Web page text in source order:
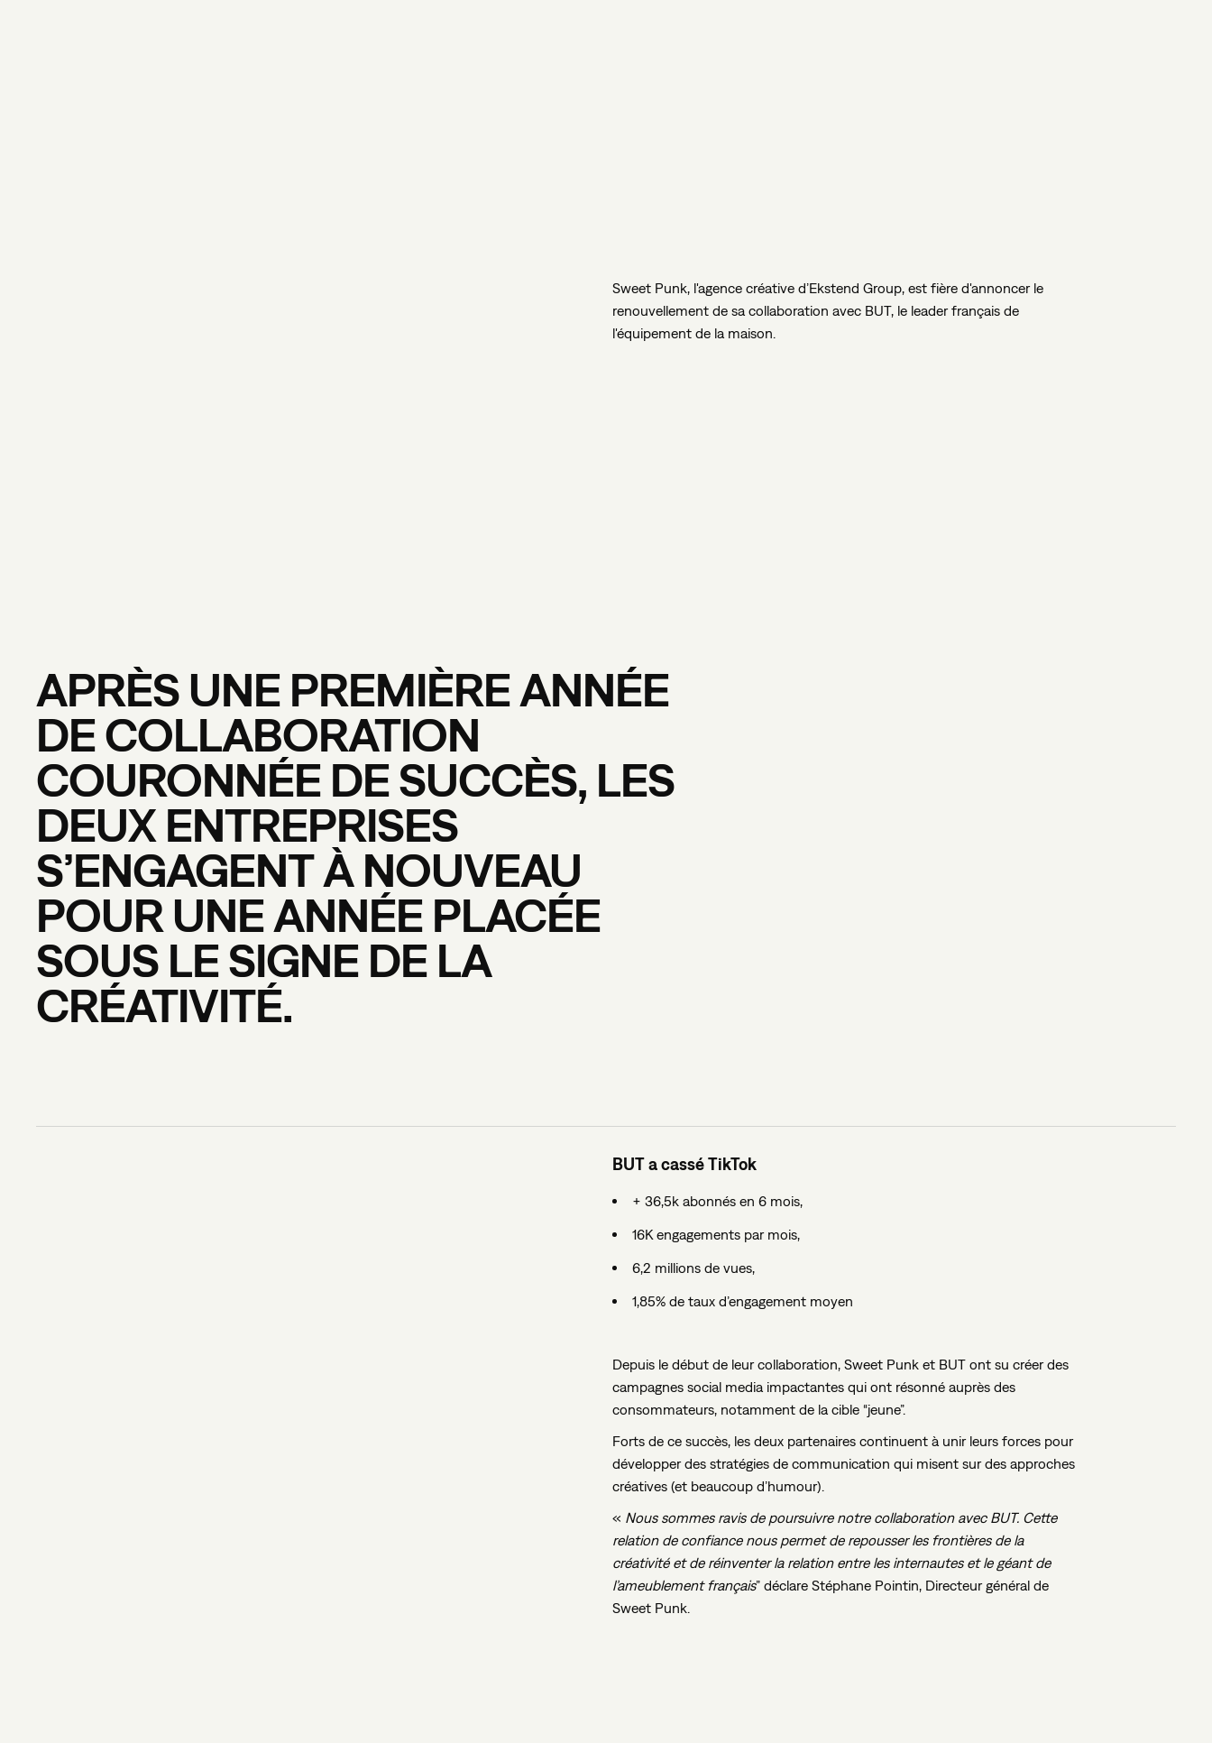
Sweet Punk, l'agence créative d’Ekstend Group, est fière d'annoncer le
renouvellement de sa collaboration avec BUT, le leader français de
l'équipement de la maison.
APRÈS UNE PREMIÈREANNÉE
DECOLLABORATION
COURONNÉE DESUCCÈS, LES
DEUX ENTREPRISES
S’ENGAGENTÀ NOUVEAU
POUR UNEANNÉE PLACÉE
SOUS LESIGNE DE LA
CRÉATIVITÉ.
BUT a cassé TikTok
+ 36,5k abonnés en 6 mois,
16K engagements par mois,
6,2 millions de vues,
1,85% de taux d’engagement moyen
Depuis le début de leur collaboration, Sweet Punk et BUT ont su créer des
campagnes social media impactantes qui ont résonné auprès des
consommateurs, notamment de la cible “jeune”.
Forts de ce succès, les deux partenaires continuent à unir leurs forces pour
développer des stratégies de communication qui misent sur des approches
créatives (et beaucoup d’humour).
« Nous sommes ravis de poursuivre notre collaboration avec BUT. Cette
relation de confiance nous permet de repousser les frontières de la
créativité et de réinventer la relation entre les internautes et le géant de
l’ameublement français” déclare Stéphane Pointin, Directeur général de
Sweet Punk.